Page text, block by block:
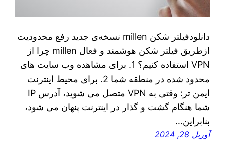
دانلودفیلتر شکن millen نسخه‌ی جدید رفع محدودیت
ازطریق فیلتر شکن هوشمند و فعال millen چرا از
VPN استفاده کنیم؟ 1. برای مشاهده وب سایت های
محدود شده در منطقه شما 2. برای محیط اینترنت
ایمن تر: وقتی به VPN متصل می شوید، آدرس IP
شما هنگام گشت و گذار در اینترنت پنهان می شود،
بنابراین…
آوریل 28, 2024